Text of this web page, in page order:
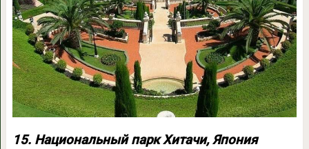
15. Национальный парк Хитачи, Япония